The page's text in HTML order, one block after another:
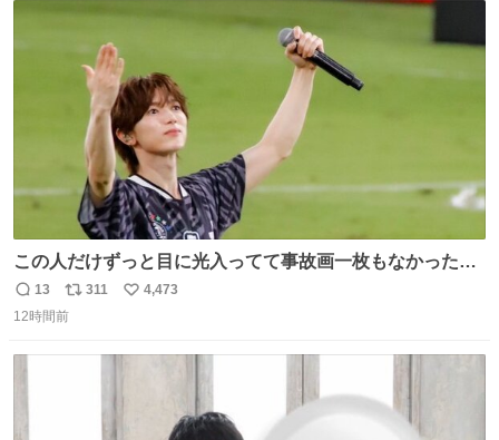
ト
数
この人だけずっと目に光入ってて事故画一枚もなかったす
ごい #TravisJapan #Jリーグ
返
信
13
リ
ポ
311
い
4,473
12時間前